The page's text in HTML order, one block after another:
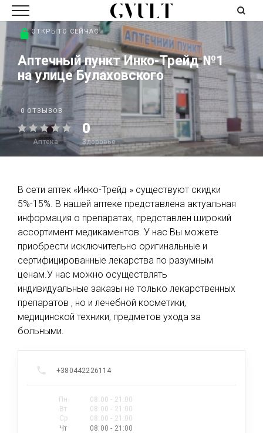
ОТКРЫТО СЕЙЧАС
Аптечный пункт Инко-Трейд №1
на улице Булаховского
0 ОТЗЫВОВ
0
Аптека Здоровье
В сети аптек «Инко-Трейд » существуют скидки
5%-15%. В нашей аптеке представлена актуальная
информация о препаратах, представлен широкий
ассортимент медикаментов. У нас Вы можете
приобрести исключительно оригинальные и
сертифицированные лекарства по разумным
ценам.У нас можно осуществлять
индивидуальные заказы не только лекарственных
препаратов , но и лечебной косметики,
медицинской техники, предметов ухода за
больными.
+380442226114
Пн
08:00 - 21:00
Вт
08:00 - 21:00
Ср
08:00 - 21:00
Чт
08:00 - 21:00